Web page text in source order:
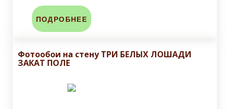
ПОДРОБНЕЕ
Фотообои на стену ТРИ БЕЛЫХ ЛОШАДИ
ЗАКАТ ПОЛЕ